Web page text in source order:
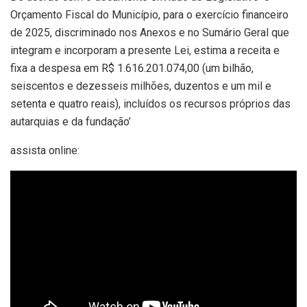
Orçamento Fiscal do Município, para o exercício financeiro
de 2025, discriminado nos Anexos e no Sumário Geral que
integram e incorporam a presente Lei, estima a receita e
fixa a despesa em R$ 1.616.201.074,00 (um bilhão,
seiscentos e dezesseis milhões, duzentos e um mil e
setenta e quatro reais), incluídos os recursos próprios das
autarquias e da fundação’
assista online: